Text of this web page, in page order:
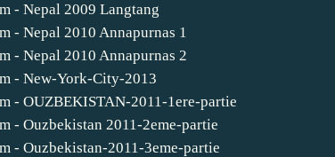
- Nepal 2009 Langtang
- Nepal 2010 Annapurnas 1
- Nepal 2010 Annapurnas 2
- New-York-City-2013
- OUZBEKISTAN-2011-1ere-partie
- Ouzbekistan 2011-2eme-partie
- Ouzbekistan-2011-3eme-partie